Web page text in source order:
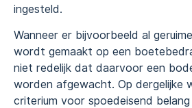
ingesteld.
Wanneer er bijvoorbeeld al
wordt gemaakt op een
niet redelijk dat daarvoor een
worden afgewacht. Op dergelijke
criterium voor spoedeisend